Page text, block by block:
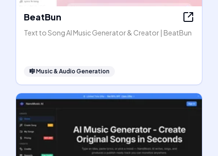
BeatBun
Text to Song AI Music Generator & Creator | BeatBun
🎼Music & Audio Generation